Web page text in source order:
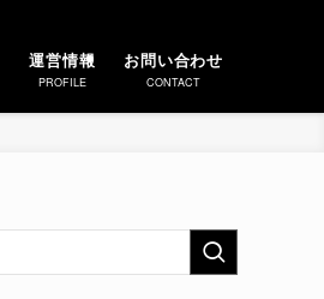
運営情報
PROFILE
お問い合わせ
CONTACT